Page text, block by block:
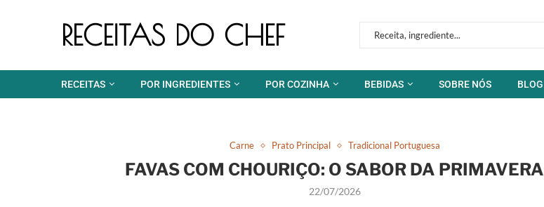
RECEITAS DO CHEF
RECEITAS POR INGREDIENTES POR COZINHA BEBIDAS SOBRE NÓS BLOG
Carne Prato Principal Tradicional Portuguesa
FAVAS COM CHOURIÇO: O SABOR DA PRIMAVERA
22/07/2026